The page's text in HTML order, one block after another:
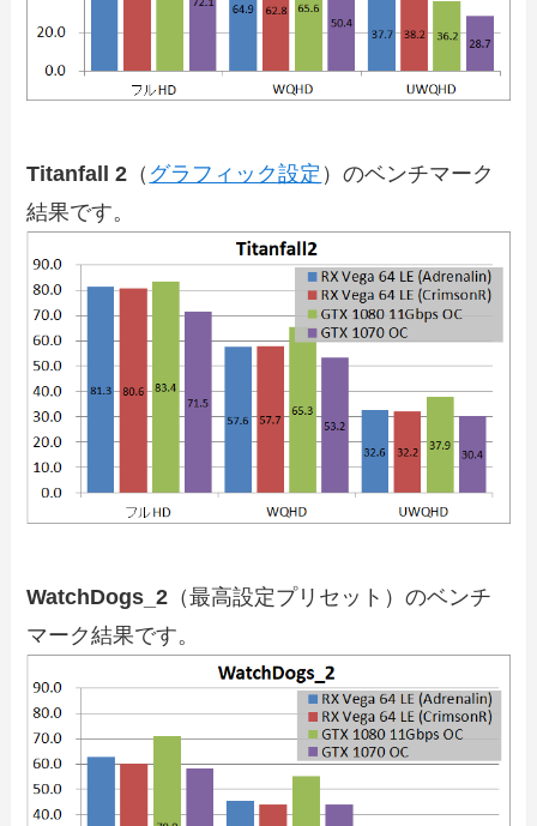
Titanfall 2 （ グラフィック設定 ）のベンチマーク
結果です。
WatchDogs_2 （最高設定プリセット）のベンチ
マーク結果です。